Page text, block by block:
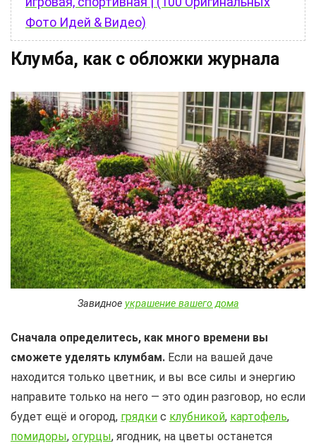
Фото Идей & Видео)
Клумба, как с обложки журнала
Завидное украшение вашего дома
Сначала определитесь, как много времени вы
сможете уделять клумбам. Если на вашей даче
находится только цветник, и вы все силы и энергию
направите только на него — это один разговор, но если
будет ещё и огород, грядки с клубникой, картофель,
помидоры, огурцы, ягодник, на цветы останется